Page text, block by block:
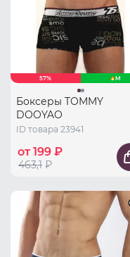
57% M
Боксеры TOMMY
DOOYAO
ID товара 23941
от 199 ₽
463,1 ₽